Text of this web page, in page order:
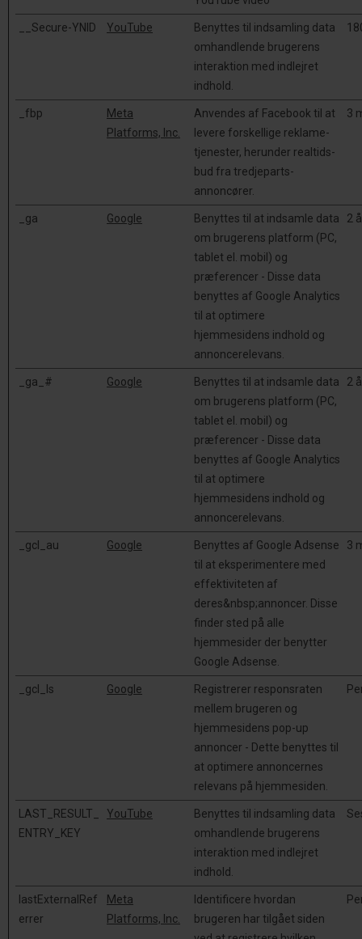
__Secure-YNID YouTube
Benyttes til indsamling data
omhandlende brugerens
interaktion med indlejret
indhold.
_fbp
Meta
Platforms, Inc.
Anvendes af Facebook til at
levere forskellige reklame-
tjenester, herunder realtids-
bud fra tredjeparts-
annoncører.
3
_ga Google
Benyttes til at indsamle data
om brugerens platform (PC,
tablet el. mobil) og
præferencer - Disse data
benyttes af Google Analytics
til at optimere
hjemmesidens indhold og
annoncerelevans.
2
_ga_# Google
Benyttes til at indsamle data
om brugerens platform (PC,
tablet el. mobil) og
præferencer - Disse data
benyttes af Google Analytics
til at optimere
hjemmesidens indhold og
annoncerelevans.
2
_gcl_au Google
Benyttes af Google Adsense
til at eksperimentere med
effektiviteten af
deres&nbsp;annoncer. Disse
finder sted på alle
hjemmesider der benytter
Google Adsense.
3
_gcl_ls Google
Registrerer responsraten
mellem brugeren og
hjemmesidens pop-up
annoncer - Dette benyttes til
at optimere annoncernes
relevans på hjemmesiden.
LAST_RESULT_
ENTRY_KEY
YouTube
Benyttes til indsamling data
omhandlende brugerens
interaktion med indlejret
indhold.
lastExternalRef
errer
Meta
Platforms, Inc.
Identificere hvordan
brugeren har tilgået siden